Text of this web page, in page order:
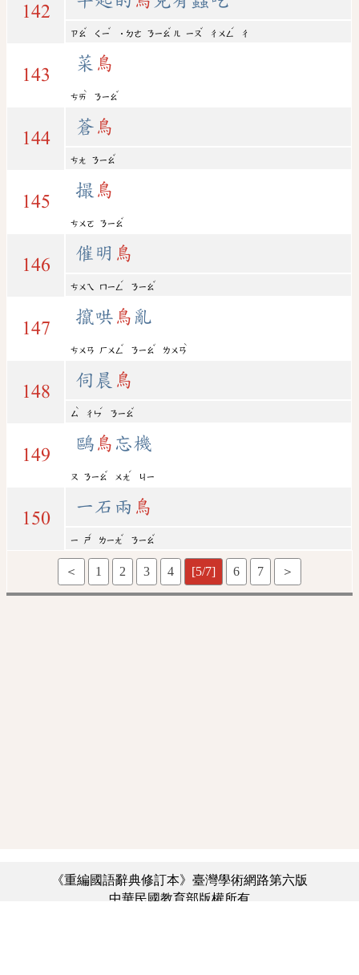
142
ㄗㄠ
ˇ
ㄑㄧ
ˇ
˙ㄉㄜ ㄋㄧㄠ
ˇ
ㄦ ㄧㄡ
ˇ
ㄔㄨㄥ
ˊ
ㄔ
143
菜 鳥
ㄘㄞ
ˋ
ㄋㄧㄠ
ˇ
144
蒼 鳥
ㄘㄤ ㄋㄧㄠ
ˇ
145
撮 鳥
ㄘㄨㄛ ㄋㄧㄠ
ˇ
146
催明 鳥
ㄘㄨㄟ ㄇㄧㄥ
ˊ
ㄋㄧㄠ
ˇ
147
攛哄 鳥 亂
ㄘㄨㄢ ㄏㄨㄥ
ˇ
ㄋㄧㄠ
ˇ
ㄌㄨㄢ
ˋ
148
伺晨 鳥
ㄙ
ˋ
ㄔㄣ
ˊ
ㄋㄧㄠ
ˇ
149
鷗 鳥 忘機
ㄡ ㄋㄧㄠ
ˇ
ㄨㄤ
ˊ
ㄐㄧ
150
一石兩 鳥
ㄧ ㄕ
ˊ
ㄌㄧㄤ
ˇ
ㄋㄧㄠ
ˇ
＜ 1 2 3 4 [5/7] 6 7 ＞
《重編國語辭典修訂本》臺灣學術網路第六版
中華民國教育部版權所有